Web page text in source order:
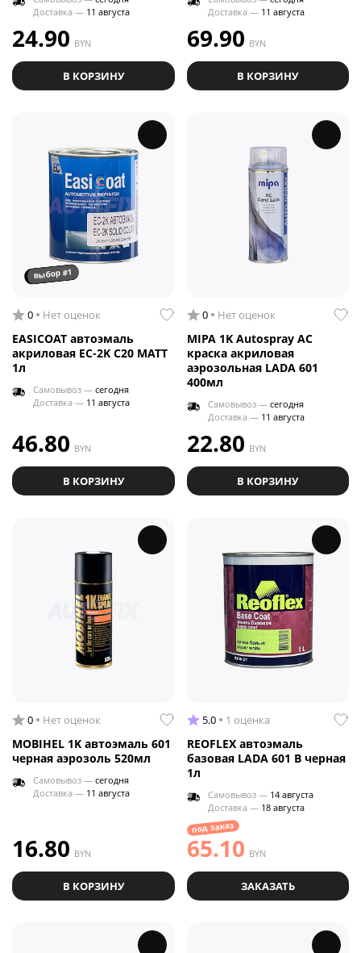
Доставка — 11 августа
24.90 BYN
В КОРЗИНУ
Доставка — 11 августа
69.90 BYN
В КОРЗИНУ
выбор #1
0 Нет оценок
EASICOAT автоэмаль
акриловая EC-2K C20 MATT
1л
Самовывоз — сегодня
Доставка — 11 августа
46.80 BYN
В КОРЗИНУ
0 Нет оценок
MIPA 1K Autospray AC
краска акриловая
аэрозольная LADA 601
400мл
Самовывоз — сегодня
Доставка — 11 августа
22.80 BYN
В КОРЗИНУ
0 Нет оценок
MOBIHEL 1K автоэмаль 601
черная аэрозоль 520мл
Самовывоз — сегодня
Доставка — 11 августа
16.80 BYN
В КОРЗИНУ
5.0 1 оценка
REOFLEX автоэмаль
базовая LADA 601 B черная
1л
Самовывоз — 14 августа
Доставка — 18 августа
под заказ
65.10 BYN
ЗАКАЗАТЬ